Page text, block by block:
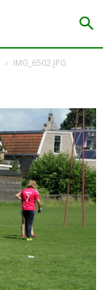
IMG_6502.JPG